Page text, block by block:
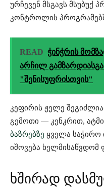
ურჩევენ მსგავს მსუბუქ
კონტროლის
READ ჭინჭრის
არჩილ
"შენისუფრისთვის"
კეფირის ჟელე
გემოთი — კენკრით,
ბაზრებზე ყველა საჭირო
იშოვება ხელმისაწვდომ
ხშირად